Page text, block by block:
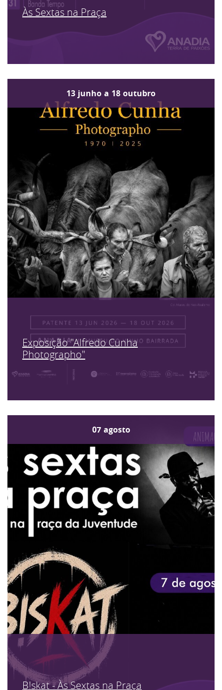
Às Sextas na Praça
13 junho a 18 outubro
Exposição "Alfredo Cunha
Photographo"
07 agosto
B!skat - Às Sextas na Praça